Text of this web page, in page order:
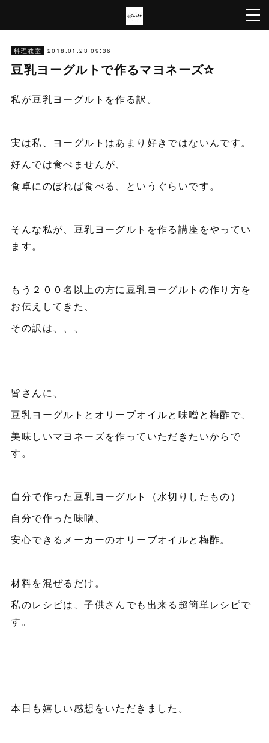
料理教室 2018.01.23 09:36
豆乳ヨーグルトで作るマヨネーズ✰
私が豆乳ヨーグルトを作る訳。
実は私、ヨーグルトはあまり好きではないんです。
好んでは食べませんが、
食卓にのぼれば食べる、というぐらいです。
そんな私が、豆乳ヨーグルトを作る講座をやってい
ます。
もう２００名以上の方に豆乳ヨーグルトの作り方を
お伝えしてきた、
その訳は、、、
皆さんに、
豆乳ヨーグルトとオリーブオイルと味噌と梅酢で、
美味しいマヨネーズを作っていただきたいからで
す。
自分で作った豆乳ヨーグルト（水切りしたもの）
自分で作った味噌、
安心できるメーカーのオリーブオイルと梅酢。
材料を混ぜるだけ。
私のレシピは、子供さんでも出来る超簡単レシピで
す。
本日も嬉しい感想をいただきました。